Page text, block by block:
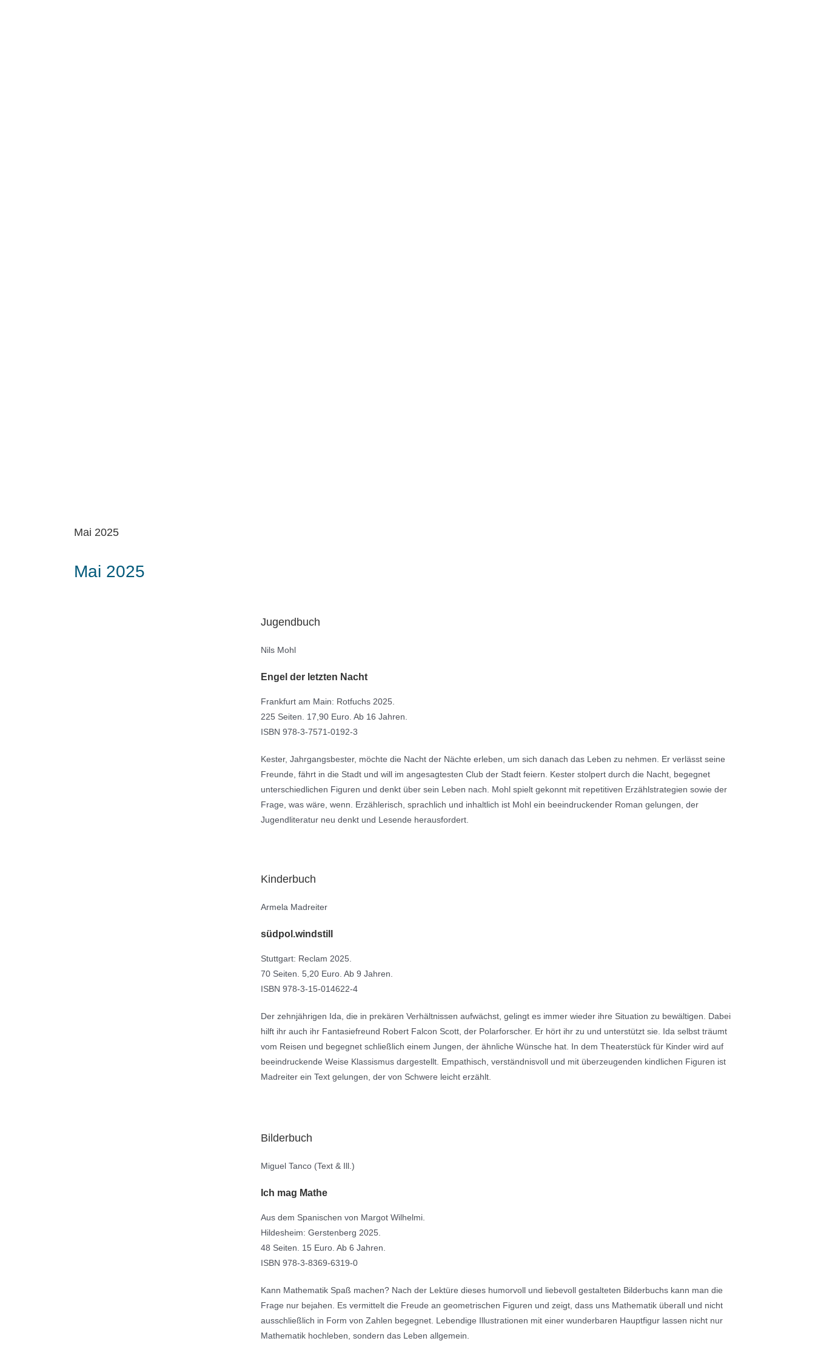
Mai 2025
Mai 2025
Jugendbuch
Nils Mohl
Engel der letzten Nacht
Frankfurt am Main: Rotfuchs 2025.
225 Seiten. 17,90 Euro. Ab 16 Jahren.
ISBN 978-3-7571-0192-3
Kester, Jahrgangsbester, möchte die Nacht der Nächte erleben, um sich danach das Leben zu nehmen. Er verlässt seine
Freunde, fährt in die Stadt und will im angesagtesten Club der Stadt feiern. Kester stolpert durch die Nacht, begegnet
unterschiedlichen Figuren und denkt über sein Leben nach. Mohl spielt gekonnt mit repetitiven Erzählstrategien sowie der
Frage, was wäre, wenn. Erzählerisch, sprachlich und inhaltlich ist Mohl ein beeindruckender Roman gelungen, der
Jugendliteratur neu denkt und Lesende herausfordert.
Kinderbuch
Armela Madreiter
südpol.windstill
Stuttgart: Reclam 2025.
70 Seiten. 5,20 Euro. Ab 9 Jahren.
ISBN 978-3-15-014622-4
Der zehnjährigen Ida, die in prekären Verhältnissen aufwächst, gelingt es immer wieder ihre Situation zu bewältigen. Dabei
hilft ihr auch ihr Fantasiefreund Robert Falcon Scott, der Polarforscher. Er hört ihr zu und unterstützt sie. Ida selbst träumt
vom Reisen und begegnet schließlich einem Jungen, der ähnliche Wünsche hat. In dem Theaterstück für Kinder wird auf
beeindruckende Weise Klassismus dargestellt. Empathisch, verständnisvoll und mit überzeugenden kindlichen Figuren ist
Madreiter ein Text gelungen, der von Schwere leicht erzählt.
Bilderbuch
Miguel Tanco (Text & Ill.)
Ich mag Mathe
Aus dem Spanischen von Margot Wilhelmi.
Hildesheim: Gerstenberg 2025.
48 Seiten. 15 Euro. Ab 6 Jahren.
ISBN 978-3-8369-6319-0
Kann Mathematik Spaß machen? Nach der Lektüre dieses humorvoll und liebevoll gestalteten Bilderbuchs kann man die
Frage nur bejahen. Es vermittelt die Freude an geometrischen Figuren und zeigt, dass uns Mathematik überall und nicht
ausschließlich in Form von Zahlen begegnet. Lebendige Illustrationen mit einer wunderbaren Hauptfigur lassen nicht nur
Mathematik hochleben, sondern das Leben allgemein.